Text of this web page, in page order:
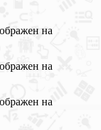
на
на
на